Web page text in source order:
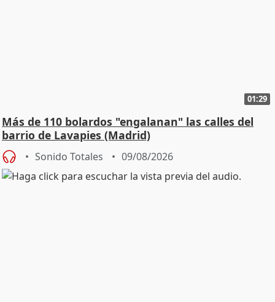
01:29
Más de 110 bolardos "engalanan" las calles del
barrio de Lavapies (Madrid)
Sonido Totales 09/08/2026